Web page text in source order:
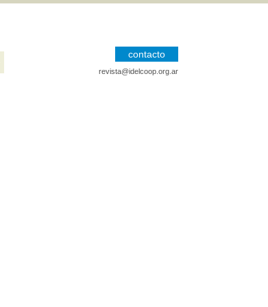
contacto
revista@idelcoop.org.ar